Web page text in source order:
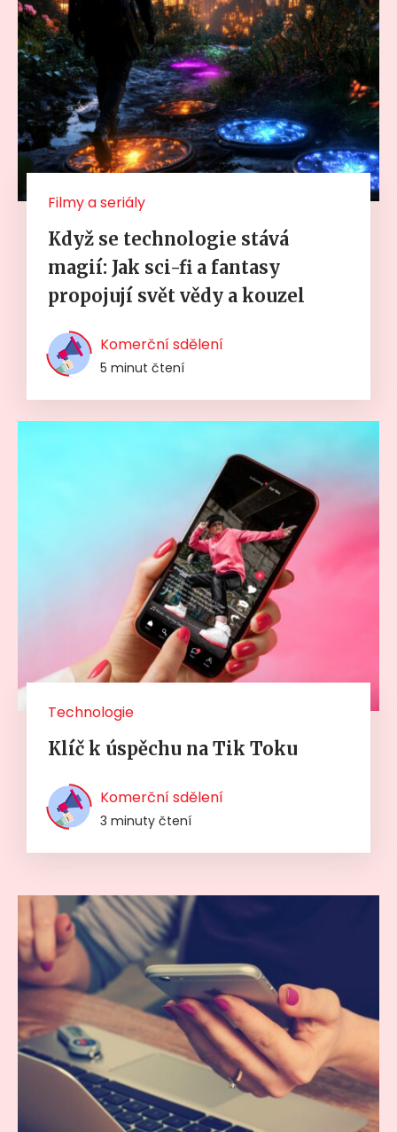
Filmy a seriály
Když se technologie stává
magií: Jak sci-fi a fantasy
propojují svět vědy a kouzel
Komerční sdělení
5 minut čtení
Technologie
Klíč k úspěchu na Tik Toku
Komerční sdělení
3 minuty čtení